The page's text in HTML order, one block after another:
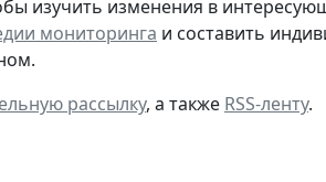
изучить изменения в
мониторинга и составить
рассылку, а также RSS-ленту.